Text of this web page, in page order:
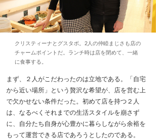
クリスティーナとグスタボ。2人の仲睦まじさも店の
チャームポイントだ。ランチ時は店を閉めて、一緒
に食事する。
まず、２人がこだわったのは立地である。「自宅
から近い場所」という贅沢な希望が、店を営む上
で欠かせない条件だった。初めて店を持つ２人
は、なるべくそれまでの生活スタイルを崩さず
に、自分たち自身が心豊かに暮らしながら余裕を
もって運営できる店であろうとしたのである。